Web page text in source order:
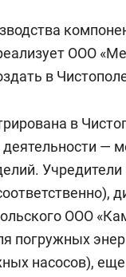
ООО
в
в
деятельности —
ООО
погружных
насосов),